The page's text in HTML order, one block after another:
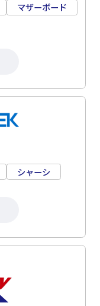
マザーボード
シャーシ